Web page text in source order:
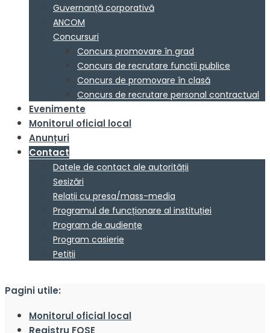
Guvernanță corporativă
ANCOM
Concursuri
Concurs promovare în grad
Concurs de recrutare funcții publice
Concurs de promovare în clasă
Concurs de recrutare personal contractual
Evenimente
Monitorul oficial local
Anunțuri
Contact
Datele de contact ale autorității
Sesizări
Relații cu presa/mass-media
Programul de funcționare al instituției
Program de audiențe
Program casierie
Petiții
Pagini utile:
Monitorul oficial local
Registru FOSE